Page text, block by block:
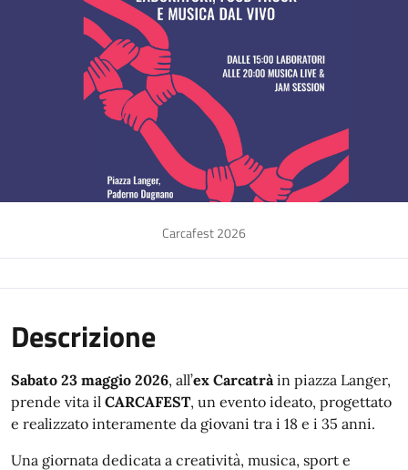
Carcafest 2026
Descrizione
Sabato 23 maggio 2026, all’ex Carcatràin piazza Langer,
prende vita il CARCAFEST, un evento ideato, progettato
e realizzato interamente da giovani tra i 18 e i 35 anni.
Una giornata dedicata a creatività, musica, sport e